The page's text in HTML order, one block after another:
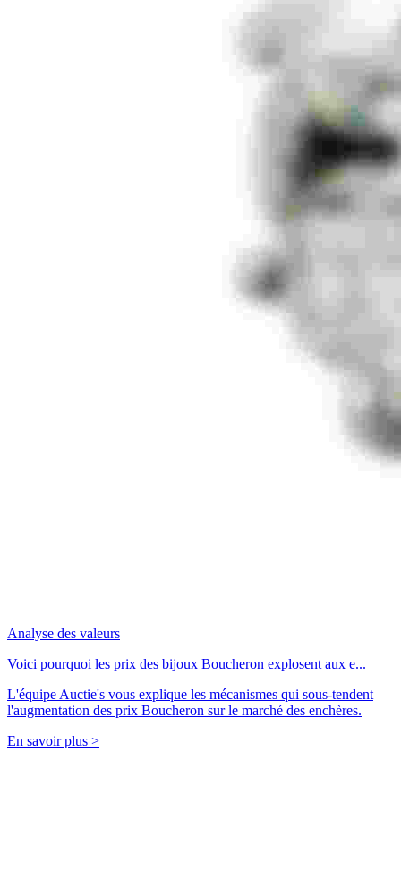
Analyse des valeurs
Voici pourquoi les prix des bijoux Boucheron explosent aux e...
L'équipe Auctie's vous explique les mécanismes qui sous-tendent
l'augmentation des prix Boucheron sur le marché des enchères.
En savoir plus >